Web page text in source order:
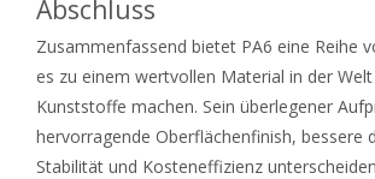
Abschluss
Zusammenfassend bietet PA6 eine Reihe
es zu einem wertvollen Material in der
Kunststoffe machen. Sein überlegener
hervorragende Oberflächenfinish, bessere
Stabilität und Kosteneffizienz